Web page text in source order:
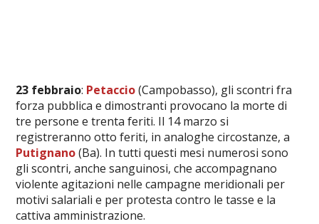
23 febbraio: Petaccio(Campobasso), gli scontri fra
forza pubblica e dimostranti provocano la morte di
tre persone e trenta feriti. Il 14 marzo si
registreranno otto feriti, in analoghe circostanze, a
Putignano(Ba). In tutti questi mesi numerosi sono
gli scontri, anche sanguinosi, che accompagnano
violente agitazioni nelle campagne meridionali per
motivi salariali e per protesta contro le tasse e la
cattiva amministrazione.